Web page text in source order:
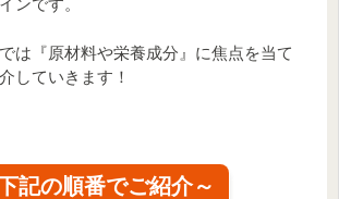
ンです。
は『原材料や栄養成分』に焦点を当て
していきます！
記の順番でご紹介～